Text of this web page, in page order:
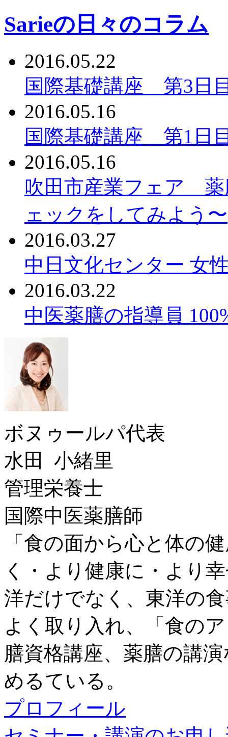
Sarieの日々のコラム
2016.05.22
国際基礎講座 第3日
2016.05.16
国際基礎講座 第1日
2016.05.16
吹田市産業フェア 薬
ェックをしてみよう〜
2016.03.27
中日文化センター 女
2016.03.22
中医薬膳の指導員
ボヌゥールパ代表
水田 小緒里
管理栄養士
国際中医薬膳師
「食の面から心と体の
く・より健康に・より
洋だけでなく、東洋の
よく取り入れ、「食の
膳資格講座、薬膳の講
めるている。
プロフィール